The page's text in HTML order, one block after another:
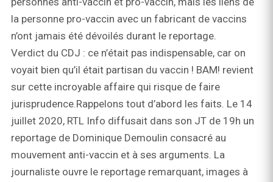
la personne pro-vaccin avec un fabricant de vaccins
n’ont jamais été dévoilés durant le reportage.
Verdict du CDJ : ce n’était pas indispensable, car on
voyait bien qu’il était partisan du vaccin ! BAM! revient
sur cette incroyable affaire qui risque de faire
jurisprudence.Rappelons tout d’abord les faits. Le 14
juillet 2020, RTL Info diffusait dans son JT de 19h un
reportage de Dominique Demoulin consacré au
mouvement anti-vaccin et à ses arguments. La
journaliste ouvre le reportage remarquant, images à